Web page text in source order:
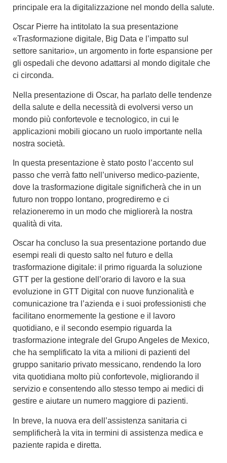
principale era la digitalizzazione nel mondo della salute.
Oscar Pierre ha intitolato la sua presentazione
«Trasformazione digitale, Big Data e l’impatto sul
settore sanitario», un argomento in forte espansione per
gli ospedali che devono adattarsi al mondo digitale che
ci circonda.
Nella presentazione di Oscar, ha parlato delle tendenze
della salute e della necessità di evolversi verso un
mondo più confortevole e tecnologico, in cui le
applicazioni mobili giocano un ruolo importante nella
nostra società.
In questa presentazione è stato posto l’accento sul
passo che verrà fatto nell’universo medico-paziente,
dove la trasformazione digitale significherà che in un
futuro non troppo lontano, progrediremo e ci
relazioneremo in un modo che migliorerà la nostra
qualità di vita.
Oscar ha concluso la sua presentazione portando due
esempi reali di questo salto nel futuro e della
trasformazione digitale: il primo riguarda la soluzione
GTT per la gestione dell’orario di lavoro e la sua
evoluzione in GTT Digital con nuove funzionalità e
comunicazione tra l’azienda e i suoi professionisti che
facilitano enormemente la gestione e il lavoro
quotidiano, e il secondo esempio riguarda la
trasformazione integrale del Grupo Angeles de Mexico,
che ha semplificato la vita a milioni di pazienti del
gruppo sanitario privato messicano, rendendo la loro
vita quotidiana molto più confortevole, migliorando il
servizio e consentendo allo stesso tempo ai medici di
gestire e aiutare un numero maggiore di pazienti.
In breve, la nuova era dell’assistenza sanitaria ci
semplificherà la vita in termini di assistenza medica e
paziente rapida e diretta.